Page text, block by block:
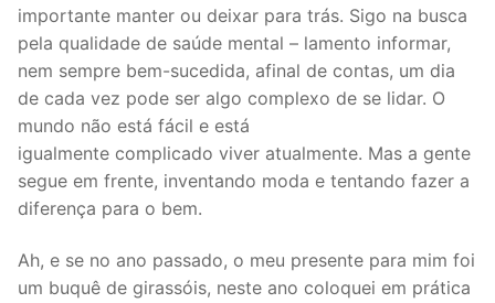
importante manter ou deixar para trás. Sigo na busca
pela qualidade de saúde mental – lamento informar,
nem sempre bem-sucedida, afinal de contas, um dia
de cada vez pode ser algo complexo de se lidar. O
mundo não está fácil e está
igualmente complicado viver atualmente. Mas a gente
segue em frente, inventando moda e tentando fazer a
diferença para o bem.
Ah, e se no ano passado, o meu presente para mim foi
um buquê de girassóis, neste ano coloquei em prática